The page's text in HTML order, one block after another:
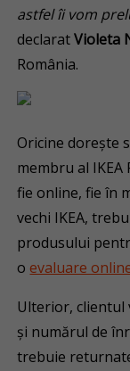
astfel îi vom
declaratVioleta
România.
Oricine dorește
membru al
fie online, fie în
vechi IKEA,
produsului
oevaluare
Ulterior, clientul
și numărul de
trebuie